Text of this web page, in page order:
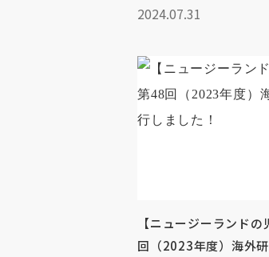
2024.07.31
【ニュージーランド
回（2023年度）海外